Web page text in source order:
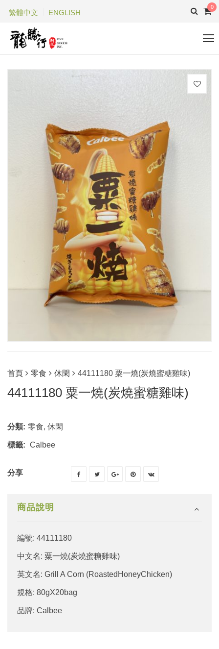
繁體中文 ENGLISH
0
首頁 零食 休閑 44111180 粟一燒(炭燒蜜糖雞味)
44111180 粟一燒(炭燒蜜糖雞味)
分類: 零食, 休閑
標籤: Calbee
分享
商品說明
編號: 44111180
中文名: 粟一燒(炭燒蜜糖雞味)
英文名: Grill A Corn (RoastedHoneyChicken)
規格: 80gX20bag
品牌: Calbee